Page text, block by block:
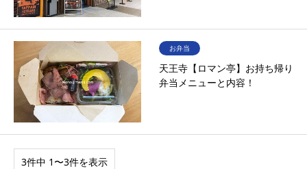
お弁当
天王寺【ロマン亭】お持ち帰り
弁当メニューと内容！
3件中 1〜3件を表示